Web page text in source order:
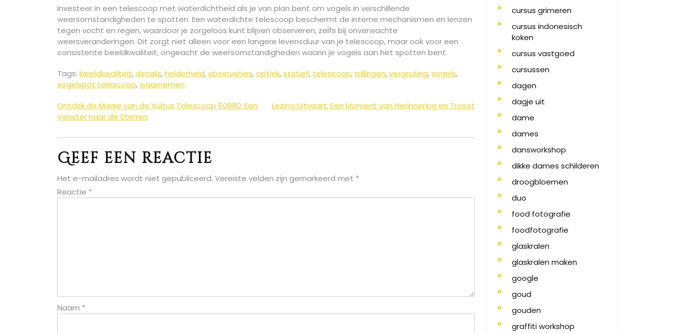
Investeer in een telescoop met waterdichtheid als je van plan bent om vogels in verschillende
weersomstandigheden te spotten. Een waterdichte telescoop beschermt de interne mechanismen en lenzen
tegen vocht en regen, waardoor je zorgeloos kunt blijven observeren, zelfs bij onverwachte
weersveranderingen. Dit zorgt niet alleen voor een langere levensduur van je telescoop, maar ook voor een
consistente beeldkwaliteit, ongeacht de weersomstandigheden waarin je vogels aan het spotten bent.
Tags: beeldkwaliteit,details,helderheid,observaties,optiek,statief, telescoop, trillingen,vergroting,vogels,
vogelspot telescoop,waarnemen
Berichtnavigatie
Ontdek de Magie van de Vultus Telescoop 50080: Een
Venster naar de Sterren
Lezing Uitvaart: Een Moment van Herinnering en Troost
Geef een reactie
Het e-mailadres wordt niet gepubliceerd. Vereiste velden zijn gemarkeerd met *
Reactie *
Naam *
cursus grimeren
cursus indonesisch
koken
cursus vastgoed
cursussen
dagen
dagje uit
dame
dames
dansworkshop
dikke dames schilderen
droogbloemen
duo
food fotografie
foodfotografie
glaskralen
glaskralen maken
google
goud
gouden
graffiti workshop